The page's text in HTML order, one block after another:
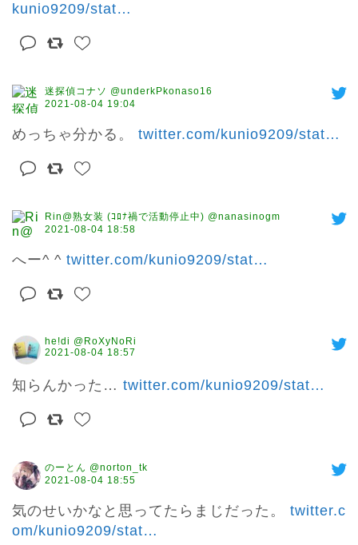
kunio9209/stat…
迷探偵コナソ @underkPkonaso16
2021-08-04 19:04
めっちゃ分かる。 twitter.com/kunio9209/stat…
Rin@熟女装 (ｺﾛﾅ禍で活動停止中) @nanasinogm
2021-08-04 18:58
へー^ ^ twitter.com/kunio9209/stat…
he!di @RoXyNoRi
2021-08-04 18:57
知らんかった… twitter.com/kunio9209/stat…
のーとん @norton_tk
2021-08-04 18:55
気のせいかなと思ってたらまじだった。 twitter.c
om/kunio9209/stat…